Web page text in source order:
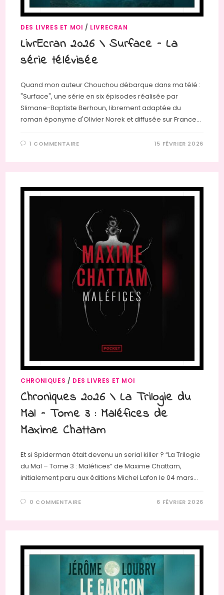
DES LIVRES ET MOI / LIVRECRAN
LivrEcran 2026 \ Surface – La
série télévisée
Quand mon auteur Chouchou débarque dans ma télé :
"Surface", une série en six épisodes réalisée par
Slimane-Baptiste Berhoun, librement adaptée du
roman éponyme d'Olivier Norek et diffusée sur France…
1 COMMENTAIRE 15 FÉVRIER 2026
CHRONIQUES / DES LIVRES ET MOI
Chroniques 2026 \ La Trilogie du
Mal – Tome 3 : Maléfices de
Maxime Chattam
Et si Spiderman était devenu un serial killer ? “La Trilogie
du Mal – Tome 3 : Maléfices” de Maxime Chattam,
initialement paru aux éditions Michel Lafon le 04 mars…
0 COMMENTAIRE 6 FÉVRIER 2026